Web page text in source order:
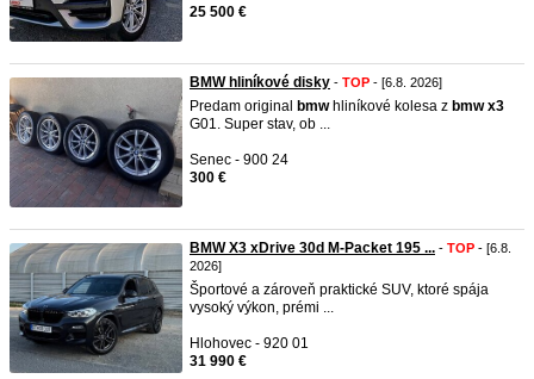
25 500 €
BMW hliníkové disky - TOP - [6.8. 2026]
Predam original bmwhliníkové kolesa z bmw x3
G01. Super stav, ob ...
Senec - 900 24
300 €
BMW X3 xDrive 30d M-Packet 195 ... - TOP - [6.8.
2026]
Športové a zároveň praktické SUV, ktoré spája
vysoký výkon, prémi ...
Hlohovec - 920 01
31 990 €